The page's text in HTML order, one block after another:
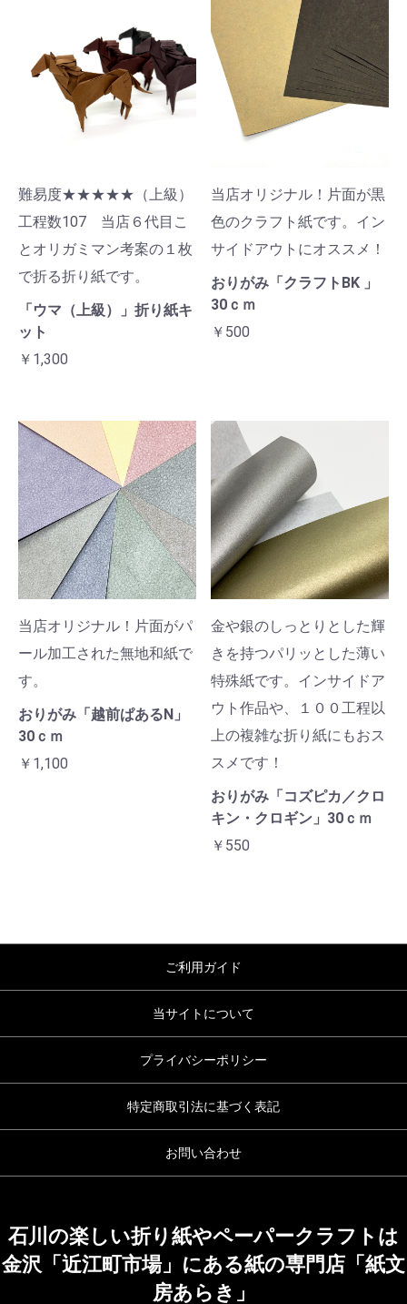
難易度★★★★★（上級）
工程数107 当店６代目こ
とオリガミマン考案の１枚
で折る折り紙です。
「ウマ（上級）」折り紙キ
ット
￥1,300
当店オリジナル！片面が黒
色のクラフト紙です。イン
サイドアウトにオススメ！
おりがみ「クラフトBK 」
30ｃｍ
￥500
当店オリジナル！片面がパ
ール加工された無地和紙で
す。
おりがみ「越前ぱあるN」
30ｃｍ
￥1,100
金や銀のしっとりとした輝
きを持つパリッとした薄い
特殊紙です。インサイドア
ウト作品や、１００工程以
上の複雑な折り紙にもおス
スメです！
おりがみ「コズピカ／クロ
キン・クロギン」30ｃｍ
￥550
ご利用ガイド
当サイトについて
プライバシーポリシー
特定商取引法に基づく表記
お問い合わせ
石川の楽しい折り紙やペーパークラフトは
金沢「近江町市場」にある紙の専門店「紙文
房あらき」